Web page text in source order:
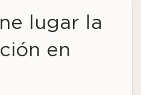
lugar la
en